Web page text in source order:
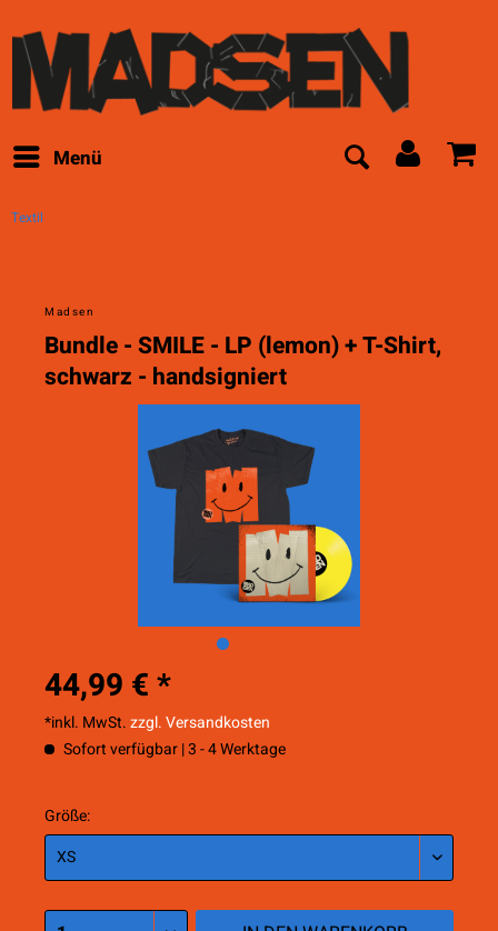
Menü
Textil
Madsen
Bundle - SMILE - LP (lemon) + T-Shirt,
schwarz - handsigniert
44,99 € *
*inkl. MwSt.zzgl. Versandkosten
Sofort verfügbar | 3 - 4 Werktage
Größe: